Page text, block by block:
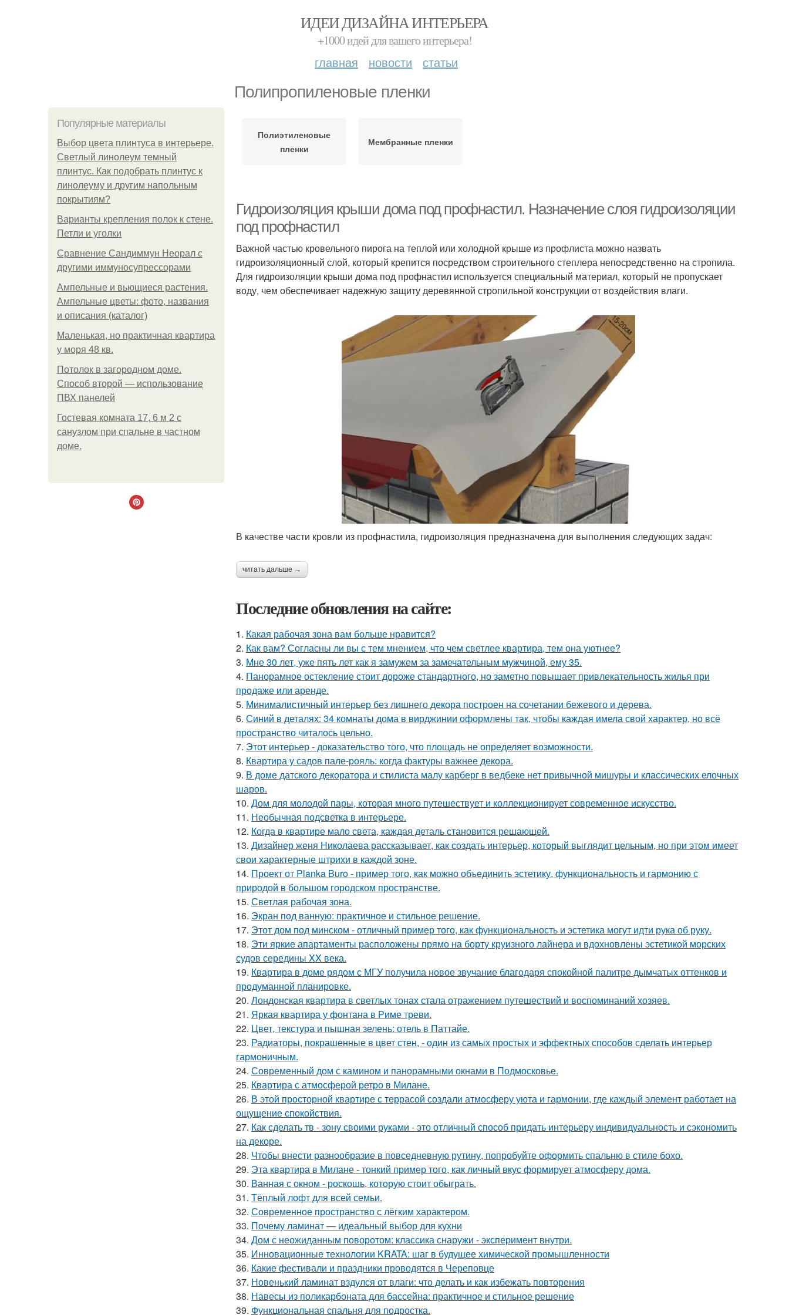
ИДЕИ ДИЗАЙНА ИНТЕРЬЕРА
+1000 идей для вашего интерьера!
главная новости статьи
Полипропиленовые пленки
Популярные материалы
Выбор цвета плинтуса в интерьере.
Светлый линолеум темный
плинтус. Как подобрать плинтус к
линолеуму и другим напольным
покрытиям?
Варианты крепления полок к стене.
Петли и уголки
Сравнение Сандиммун Неорал с
другими иммуносупрессорами
Ампельные и вьющиеся растения.
Ампельные цветы: фото, названия
и описания (каталог)
Маленькая, но практичная квартира
у моря 48 кв.
Потолок в загородном доме.
Способ второй — использование
ПВХ панелей
Гостевая комната 17, 6 м 2 с
санузлом при спальне в частном
доме.
Полиэтиленовые
пленки
Мембранные пленки
Гидроизоляция крыши дома под профнастил. Назначение слоя гидроизоляции
под профнастил
Важной частью кровельного пирога на теплой или холодной крыше из профлиста можно назвать
гидроизоляционный слой, который крепится посредством строительного степлера непосредственно на стропила.
Для гидроизоляции крыши дома под профнастил используется специальный материал, который не пропускает
воду, чем обеспечивает надежную защиту деревянной стропильной конструкции от воздействия влаги.
В качестве части кровли из профнастила, гидроизоляция предназначена для выполнения следующих задач:
читать дальше →
Последние обновления на сайте:
1. Какая рабочая зона вам больше нравится?
2. Как вам? Согласны ли вы с тем мнением, что чем светлее квартира, тем она уютнее?
3. Мне 30 лет, уже пять лет как я замужем за замечательным мужчиной, ему 35.
4. Панорамное остекление стоит дороже стандартного, но заметно повышает привлекательность жилья при
продаже или аренде.
5. Минималистичный интерьер без лишнего декора построен на сочетании бежевого и дерева.
6. Синий в деталях: 34 комнаты дома в вирджинии оформлены так, чтобы каждая имела свой характер, но всё
пространство читалось цельно.
7. Этот интерьер - доказательство того, что площадь не определяет возможности.
8. Квартира у садов пале-рояль: когда фактуры важнее декора.
9. В доме датского декоратора и стилиста малу карберг в ведбеке нет привычной мишуры и классических елочных
шаров.
10. Дом для молодой пары, которая много путешествует и коллекционирует современное искусство.
11. Необычная подсветка в интерьере.
12. Когда в квартире мало света, каждая деталь становится решающей.
13. Дизайнер женя Николаева рассказывает, как создать интерьер, который выглядит цельным, но при этом имеет
свои характерные штрихи в каждой зоне.
14. Проект от Planka Buro - пример того, как можно объединить эстетику, функциональность и гармонию с
природой в большом городском пространстве.
15. Светлая рабочая зона.
16. Экран под ванную: практичное и стильное решение.
17. Этот дом под минском - отличный пример того, как функциональность и эстетика могут идти рука об руку.
18. Эти яркие апартаменты расположены прямо на борту круизного лайнера и вдохновлены эстетикой морских
судов середины XX века.
19. Квартира в доме рядом с МГУ получила новое звучание благодаря спокойной палитре дымчатых оттенков и
продуманной планировке.
20. Лондонская квартира в светлых тонах стала отражением путешествий и воспоминаний хозяев.
21. Яркая квартира у фонтана в Риме треви.
22. Цвет, текстура и пышная зелень: отель в Паттайе.
23. Радиаторы, покрашенные в цвет стен, - один из самых простых и эффектных способов сделать интерьер
гармоничным.
24. Современный дом с камином и панорамными окнами в Подмосковье.
25. Квартира с атмосферой ретро в Милане.
26. В этой просторной квартире с террасой создали атмосферу уюта и гармонии, где каждый элемент работает на
ощущение спокойствия.
27. Как сделать тв - зону своими руками - это отличный способ придать интерьеру индивидуальность и сэкономить
на декоре.
28. Чтобы внести разнообразие в повседневную рутину, попробуйте оформить спальню в стиле бохо.
29. Эта квартира в Милане - тонкий пример того, как личный вкус формирует атмосферу дома.
30. Ванная с окном - роскошь, которую стоит обыграть.
31. Тёплый лофт для всей семьи.
32. Современное пространство с лёгким характером.
33. Почему ламинат — идеальный выбор для кухни
34. Дом с неожиданным поворотом: классика снаружи - эксперимент внутри.
35. Инновационные технологии KRATA: шаг в будущее химической промышленности
36. Какие фестивали и праздники проводятся в Череповце
37. Новенький ламинат вздулся от влаги: что делать и как избежать повторения
38. Навесы из поликарбоната для бассейна: практичное и стильное решение
39. Функциональная спальня для подростка.